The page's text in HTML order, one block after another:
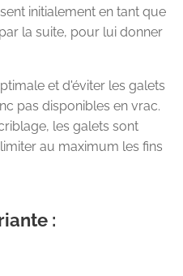
initialement en tant que
la suite, pour lui donner
et d'éviter les galets
pas disponibles en vrac.
les galets sont
au maximum les fins
: